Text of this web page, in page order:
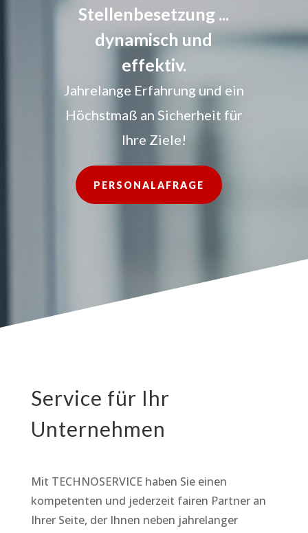
Stellenbesetzung ...
dynamisch und
effektiv.
Jahrelange Erfahrung und ein
Höchstmaß an Sicherheit für
Ihre Ziele!
PERSONALAFRAGE
Service für Ihr
Unternehmen
Mit TECHNOSERVICE haben Sie einen
kompetenten und jederzeit fairen Partner an
Ihrer Seite, der Ihnen neben jahrelanger